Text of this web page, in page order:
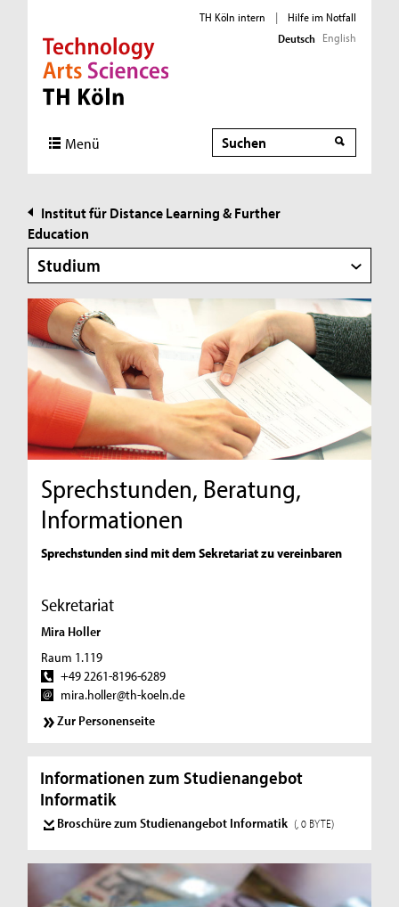
Direkt zur Hauptnavigation
Direkt zur Subnavigation
Direkt zum Inhalt
Direkt zum Fußbereich
TH Köln intern |
Hilfe im Notfall
Deutsch English
Menü Suche
Suche
Institut für Distance Learning & Further
Education
Studium
Sprechstunden, Beratung,
Informationen
Sprechstunden sind mit dem Sekretariat zu vereinbaren
Sekretariat
Mira Holler
Raum 1.119
+49 2261-8196-6289
mira.holler@th-koeln.de
Zur Personenseite
Informationen zum Studienangebot
Informatik
Broschüre zum Studienangebot Informatik (, 0 BYTE)